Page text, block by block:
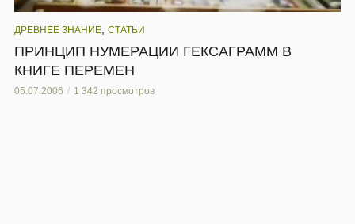
ДРЕВНЕЕ ЗНАНИЕ СТАТЬИ
ПРИНЦИП НУМЕРАЦИИ ГЕКСАГРАММ В
КНИГЕ ПЕРЕМЕН
05.07.2006 1 342 просмотров